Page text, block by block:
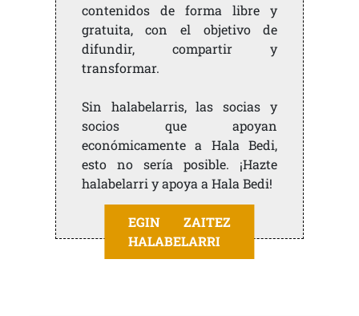
contenidos de forma libre y
gratuita, con el objetivo de
difundir, compartir y
transformar.
Sin halabelarris, las socias y
socios que apoyan
económicamente a Hala Bedi,
esto no sería posible. ¡Hazte
halabelarri y apoya a Hala Bedi!
EGIN ZAITEZ
HALABELARRI